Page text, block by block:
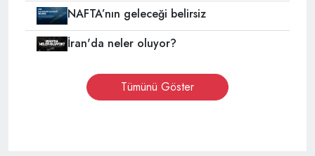
NAFTA’nın geleceği belirsiz
İran'da neler oluyor?
Tümünü Göster